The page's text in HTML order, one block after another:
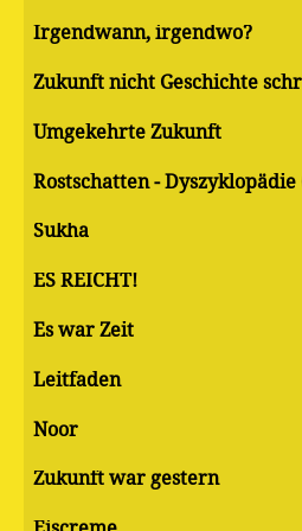
Irgendwann, irgendwo?
Zukunft nicht Geschichte
Umgekehrte Zukunft
Rostschatten -
Sukha
ES REICHT!
Es war Zeit
Leitfaden
Noor
Zukunft war gestern